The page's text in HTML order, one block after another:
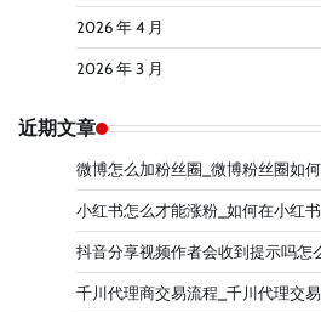
2026 年 4 月
2026 年 3 月
近期文章
微博怎么加粉丝圈_微博粉丝圈如
小红书怎么才能涨粉_如何在小红
抖音分享视频作者会收到提示吗怎
千川代理商交易流程_千川代理交